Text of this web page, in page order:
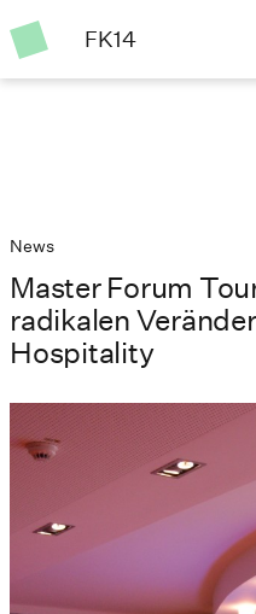
FK14
News
Master Forum
radikalen
Hospitality